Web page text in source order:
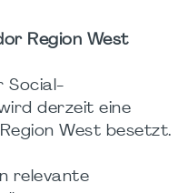
Region West
Social-
derzeit eine
West besetzt.
relevante